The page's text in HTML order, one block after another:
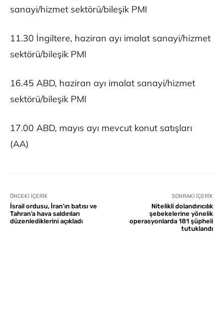
sanayi/hizmet sektörü/bileşik PMI
11.30 İngiltere, haziran ayı imalat sanayi/hizmet
sektörü/bileşik PMI
16.45 ABD, haziran ayı imalat sanayi/hizmet
sektörü/bileşik PMI
17.00 ABD, mayıs ayı mevcut konut satışları
(AA)
ÖNCEKI İÇERIK
İsrail ordusu, İran’ın batısı ve
Tahran’a hava saldırıları
düzenlediklerini açıkladı
SONRAKI İÇERIK
Nitelikli dolandırıcılık
şebekelerine yönelik
operasyonlarda 181 şüpheli
tutuklandı